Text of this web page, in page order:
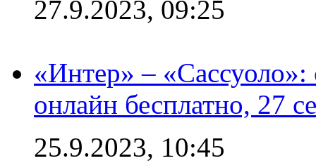
27.9.2023, 09:25
«Интер» –
онлайн бесплатно, 27
25.9.2023, 10:45